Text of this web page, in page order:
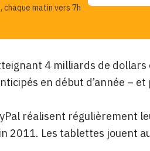
matin vers 7h
4 milliards de
en début d’année –
réalisent régulièrement
2011. Les tablettes jouent